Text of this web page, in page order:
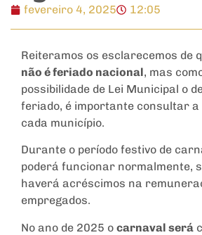
fevereiro 4, 2025 12:05
Reiteramos os esclarecemos de
não é feriado nacional, mas
possibilidade de Lei Municipal o
feriado, é importante consultar a
cada município.
Durante o período festivo de
poderá funcionar normalmente,
haverá acréscimos na
empregados.
No ano de 2025 o carnaval será